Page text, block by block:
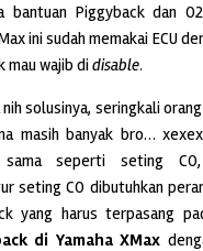
bantuan Piggyback dan
ini sudah memakai ECU
mau wajib didisable.
nih solusinya, seringkali
masih banyak bro…
seperti seting
seting CO dibutuhkan
yang harus terpasang
di Yamaha XMax